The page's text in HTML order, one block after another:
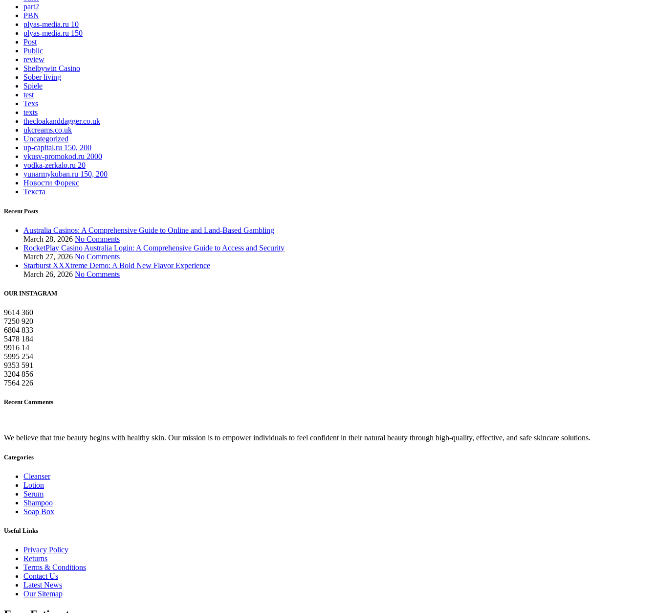
part2
PBN
plyas-media.ru 10
plyas-media.ru 150
Post
Public
review
Shelbywin Casino
Sober living
Spiele
test
Texs
texts
thecloakanddagger.co.uk
ukcreams.co.uk
Uncategorized
up-capital.ru 150, 200
vkusv-promokod.ru 2000
vodka-zerkalo.ru 20
yunarmykuban.ru 150, 200
Новости Форекс
Текста
Recent Posts
Australia Casinos: A Comprehensive Guide to Online and Land-Based Gambling
March 28, 2026 No Comments
RocketPlay Casino Australia Login: A Comprehensive Guide to Access and Security
March 27, 2026 No Comments
Starburst XXXtreme Demo: A Bold New Flavor Experience
March 26, 2026 No Comments
OUR INSTAGRAM
9614 360
7250 920
6804 833
5478 184
9916 14
5995 254
9353 591
3204 856
7564 226
Recent Comments
We believe that true beauty begins with healthy skin. Our mission is to empower individuals to feel confident in their natural beauty through high-quality, effective, and safe skincare solutions.
Categories
Cleanser
Lotion
Serum
Shampoo
Soap Box
Useful Links
Privacy Policy
Returns
Terms & Conditions
Contact Us
Latest News
Our Sitemap